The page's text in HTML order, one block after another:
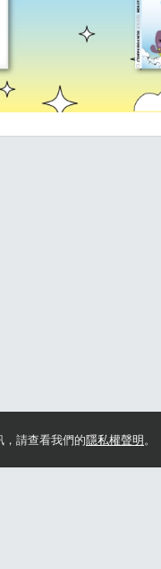
請查看我們的隱私權聲明。